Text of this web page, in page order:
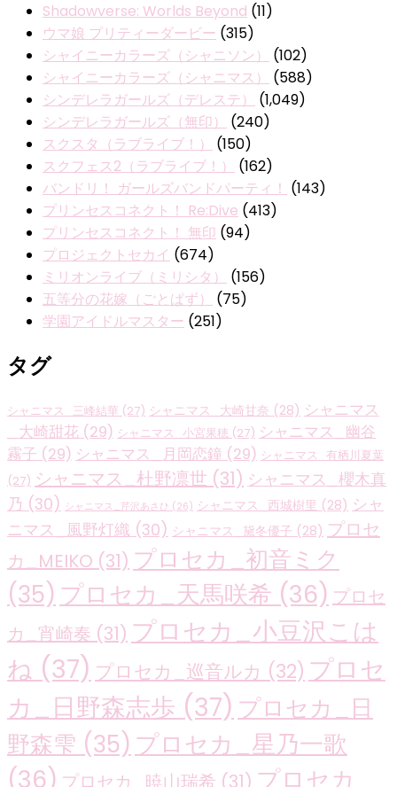
Shadowverse: Worlds Beyond (11)
ウマ娘 プリティーダービー (315)
シャイニーカラーズ（シャニソン）
(102)
シャイニーカラーズ（シャニマス）
(588)
シンデレラガールズ（デレステ）
(1,049)
シンデレラガールズ（無印）
(240)
スクスタ（ラブライブ！）
(150)
スクフェス2（ラブライブ！）
(162)
バンドリ！ ガールズバンドパーティ！ (143)
プリンセスコネクト！ Re:Dive (413)
プリンセスコネクト！ 無印 (94)
プロジェクトセカイ (674)
ミリオンライブ（ミリシタ）
(156)
五等分の花嫁（ごとぱず）
(75)
学園アイドルマスター (251)
タグ
シャニマス_三峰結華 (27) シャニマス_大崎甘奈 (28) シャニマス
_大崎甜花 (29) シャニマス_小宮果穂 (27) シャニマス_幽谷
霧子 (29) シャニマス_月岡恋鐘 (29) シャニマス_有栖川夏葉
(27) シャニマス_杜野凛世 (31) シャニマス_櫻木真
乃 (30) シャニマス_芹沢あさひ (26) シャニマス_西城樹里 (28) シャ
ニマス_風野灯織 (30) シャニマス_黛冬優子 (28) プロセ
カ_MEIKO (31) プロセカ_初音ミク
(35) プロセカ_天馬咲希 (36) プロセ
カ_宵崎奏 (31) プロセカ_小豆沢こは
ね (37) プロセカ_巡音ルカ (32) プロセ
カ_日野森志歩 (37) プロセカ_日
野森雫 (35) プロセカ_星乃一歌
(36) プロセカ_暁山瑞希 (31) プロセカ_